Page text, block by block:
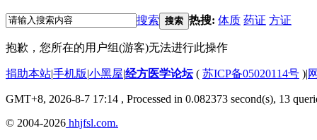
搜索 搜索 热搜: 体质 药证 方证
抱歉，您所在的用户组(游客)无法进行此操作
捐助本站|手机版|小黑屋|经方医学论坛( 苏ICP备05020114号 )|
GMT+8, 2026-8-7 17:14 , Processed in 0.082373 second(s), 13
© 2004-2026 hhjfsl.com.